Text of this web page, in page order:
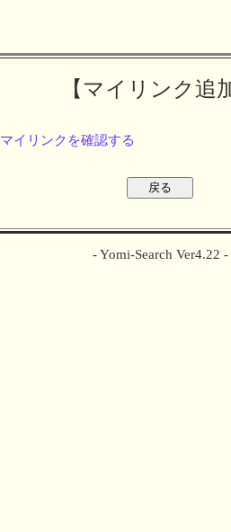
【マイリンク追
マイリンクを確認する
- Yomi-Search Ver4.22 -